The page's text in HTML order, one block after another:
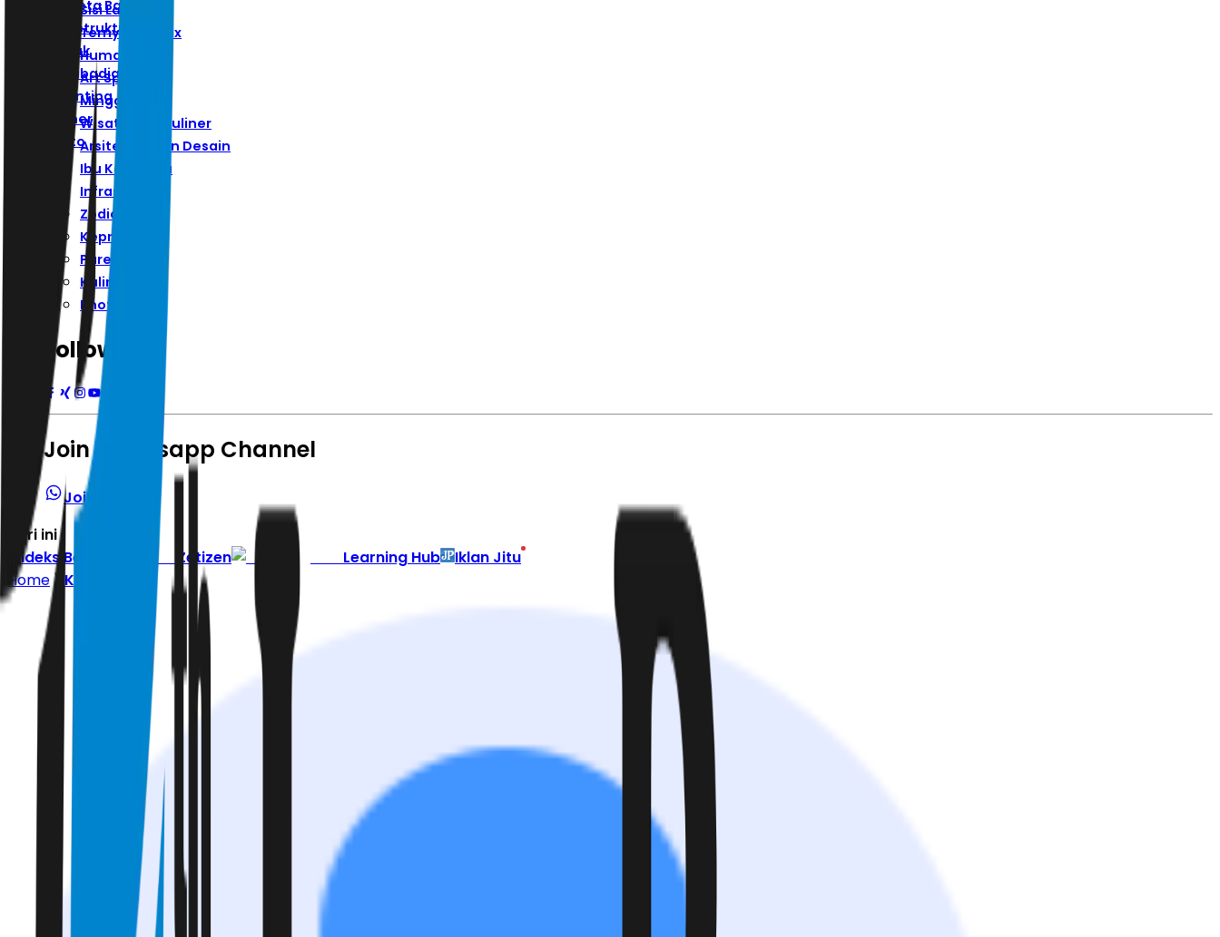
Ibu Kota Baru
Infrastruktur
Zodiak
Kepribadian
Parenting
Kuliner
Photo
Sisi Lain
Ternyata Hoax
Humaniora
Art Space
Minggu
Wisata Dan Kuliner
Arsitektur Dan Desain
Ibu Kota Baru
Infrastruktur
Zodiak
Kepribadian
Parenting
Kuliner
Photo
Follow Us
Join Whatsapp Channel
Join Channel
Hari ini
Indeks Berita Zetizen Learning Hub
Iklan Jitu
Home
Kesehatan